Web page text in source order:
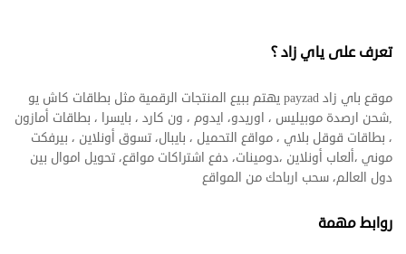
تعرف على ياي زاد ؟
موقع باي زاد payzad يهتم ببيع المنتجات الرقمية مثل بطاقات كاش يو
,شحن ارصدة موبيليس ، اوريدو، ايدوم ، ون كارد ، بايسرا ، بطاقات أمازون
، بطاقات قوقل بلاي ، مواقع التحميل ، بايبال، تسوق أونلاين ، بيرفكت
موني ،ألعاب أونلاين ،دومينات، دفع اشتراكات مواقع، تحويل اموال بين
دول العالم، سحب ارباحك من المواقع
روابط مهمة